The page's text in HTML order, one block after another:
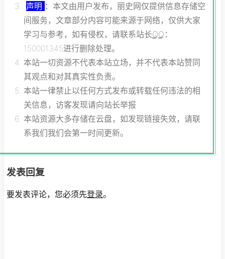
声明 ：本文由用户发布，丽史网仅提供信息存储空
间服务，文章部分内容可能来源于网络，仅供大家
学习与参考，如有侵权，请联系站长QQ ：
150001345进行删除处理。
本站一切资源不代表本站立场，并不代表本站赞同
其观点和对其真实性负责。
本站一律禁止以任何方式发布或转载任何违法的相
关信息，访客发现请向站长举报
本站资源大多存储在云盘，如发现链接失效，请联
系我们我们会第一时间更新。
发表回复
要发表评论，您必须先登录。